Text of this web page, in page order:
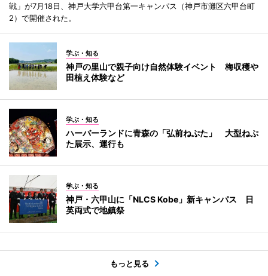
戦」が7月18日、神戸大学六甲台第一キャンパス（神戸市灘区六甲台町
2）で開催された。
学ぶ・知る
神戸の里山で親子向け自然体験イベント 梅収穫や
田植え体験など
学ぶ・知る
ハーバーランドに青森の「弘前ねぷた」 大型ねぷ
た展示、運行も
学ぶ・知る
神戸・六甲山に「NLCS Kobe」新キャンパス 日
英両式で地鎮祭
もっと見る